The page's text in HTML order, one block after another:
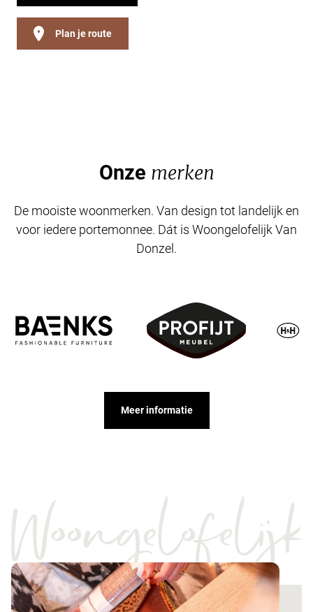
Plan je route
Onze merken
De mooiste woonmerken. Van design tot landelijk en
voor iedere portemonnee. Dát is Woongelofelijk Van
Donzel.
Meer informatie